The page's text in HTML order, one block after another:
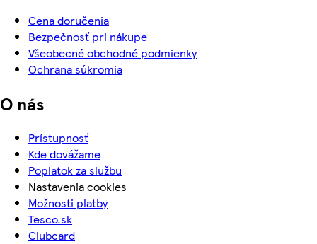
Cena doručenia
Bezpečnosť pri nákupe
Všeobecné obchodné podmienky
Ochrana súkromia
O nás
Prístupnosť
Kde dovážame
Poplatok za službu
Nastavenia cookies
Možnosti platby
Tesco.sk
Clubcard